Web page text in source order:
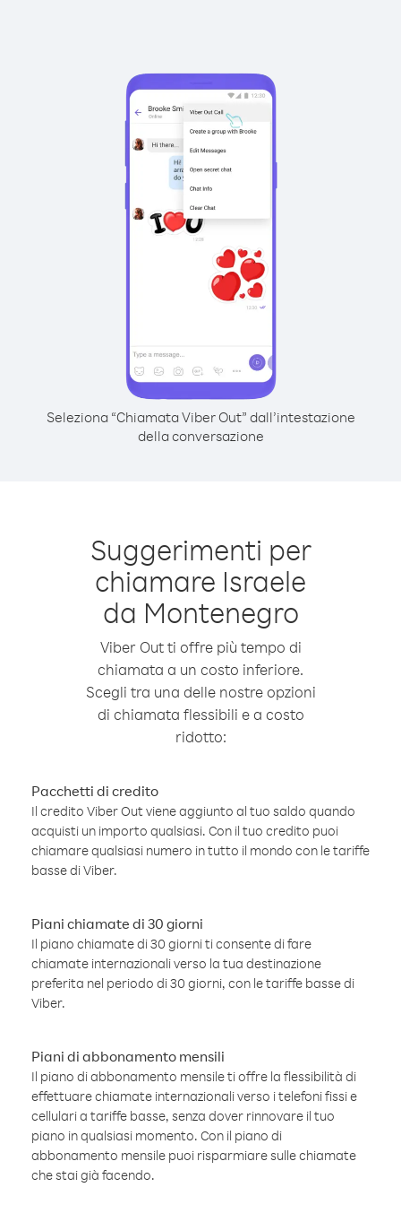
Seleziona “Chiamata Viber Out” dall’intestazione
della conversazione
Suggerimenti per
chiamare Israele
da Montenegro
Viber Out ti offre più tempo di
chiamata a un costo inferiore.
Scegli tra una delle nostre opzioni
di chiamata flessibili e a costo
ridotto:
Pacchetti di credito
Il credito Viber Out viene aggiunto al tuo saldo quando
acquisti un importo qualsiasi. Con il tuo credito puoi
chiamare qualsiasi numero in tutto il mondo con le tariffe
basse di Viber.
Piani chiamate di 30 giorni
Il piano chiamate di 30 giorni ti consente di fare
chiamate internazionali verso la tua destinazione
preferita nel periodo di 30 giorni, con le tariffe basse di
Viber.
Piani di abbonamento mensili
Il piano di abbonamento mensile ti offre la flessibilità di
effettuare chiamate internazionali verso i telefoni fissi e
cellulari a tariffe basse, senza dover rinnovare il tuo
piano in qualsiasi momento. Con il piano di
abbonamento mensile puoi risparmiare sulle chiamate
che stai già facendo.